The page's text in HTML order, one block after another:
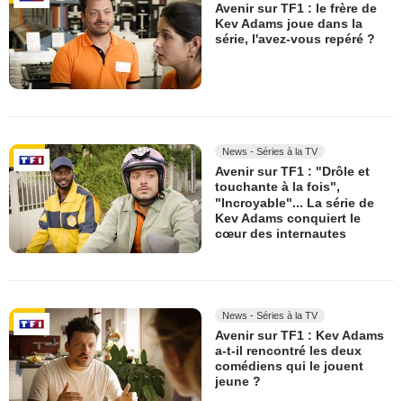
Avenir sur TF1 : le frère de
Kev Adams joue dans la
série, l'avez-vous repéré ?
News - Séries à la TV
Avenir sur TF1 : "Drôle et
touchante à la fois",
"Incroyable"... La série de
Kev Adams conquiert le
cœur des internautes
News - Séries à la TV
Avenir sur TF1 : Kev Adams
a-t-il rencontré les deux
comédiens qui le jouent
jeune ?